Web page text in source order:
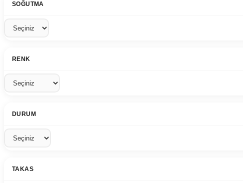
SOĞUTMA
RENK
DURUM
TAKAS